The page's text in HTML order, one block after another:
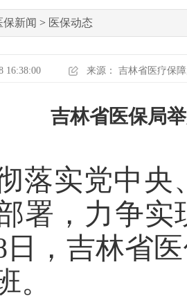
保新闻 > 医保动态
16:38:00 来源： 吉林省医疗保
吉林省医保局
落实党中央
署 ， 力争实
日， 吉林省
。